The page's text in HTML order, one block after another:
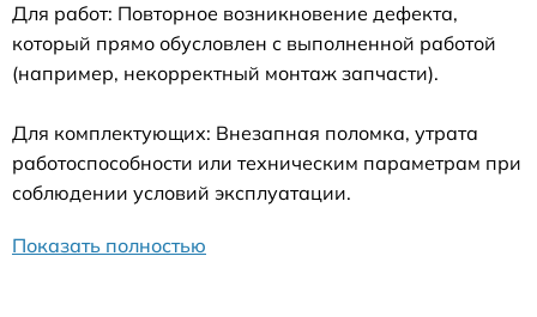
Для работ: Повторное возникновение дефекта,
который прямо обусловлен с выполненной работой
(например, некорректный монтаж запчасти).
Для комплектующих: Внезапная поломка, утрата
работоспособности или техническим параметрам при
соблюдении условий эксплуатации.
Показать полностью